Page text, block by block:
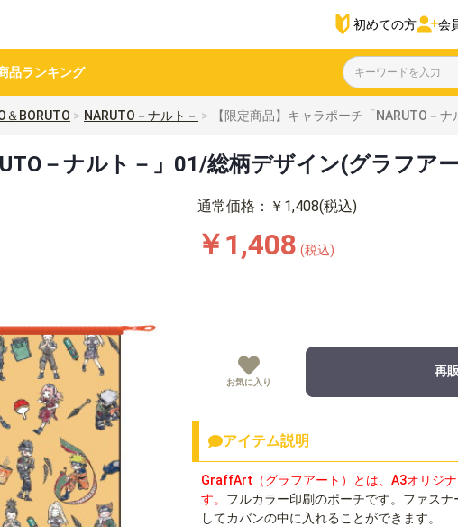
初めての方 会
品ランキング
＆BORUTO NARUTO－ナルト－ 【限定商品】キャラポーチ「NARUTO－
－ナルト－」01/総柄デザイン(グラフア
通常価格：￥1,408(税込)
￥1,408 (税込)
お気に入り
再
アイテム説明
GraffArt（グラフアート）とは、A3オリジ
す。 フルカラー印刷のポーチです。ファス
してカバンの中に入れることができます。